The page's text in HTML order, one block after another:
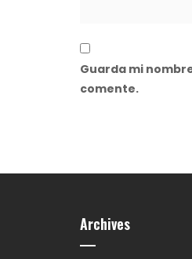
Guarda mi
comente.
Archives